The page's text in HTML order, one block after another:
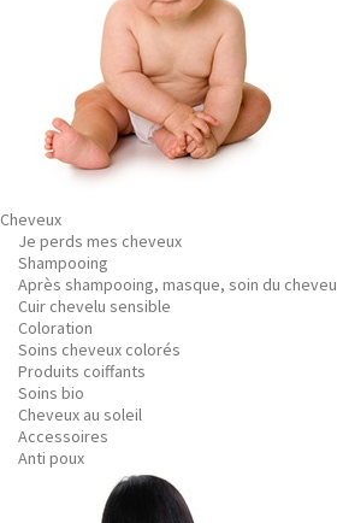
Cheveux
Je perds mes cheveux
Shampooing
Après shampooing, masque, soin du cheveu
Cuir chevelu sensible
Coloration
Soins cheveux colorés
Produits coiffants
Soins bio
Cheveux au soleil
Accessoires
Anti poux